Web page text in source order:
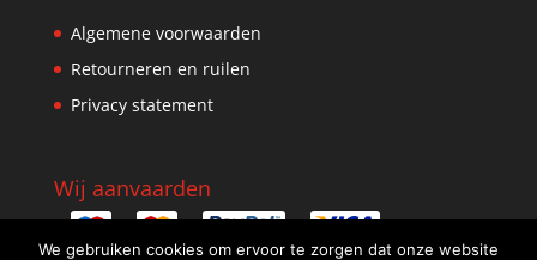
Algemene voorwaarden
Retourneren en ruilen
Privacy statement
Wij aanvaarden
We gebruiken cookies om ervoor te zorgen dat onze website